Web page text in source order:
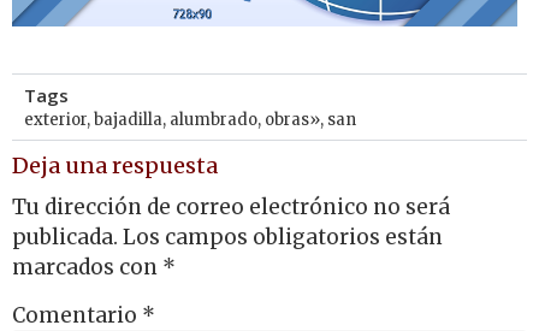
Tags
exterior,bajadilla, alumbrado, obras», san
Deja una respuesta
Tu dirección de correo electrónico no será
publicada. Los campos obligatorios están
marcados con *
Comentario *